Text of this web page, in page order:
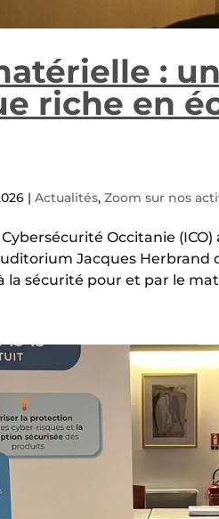
:
riche en
|Actualités,Zoom sur nos
Occitanie
Jacques Herbrand
la sécurité pour et par le